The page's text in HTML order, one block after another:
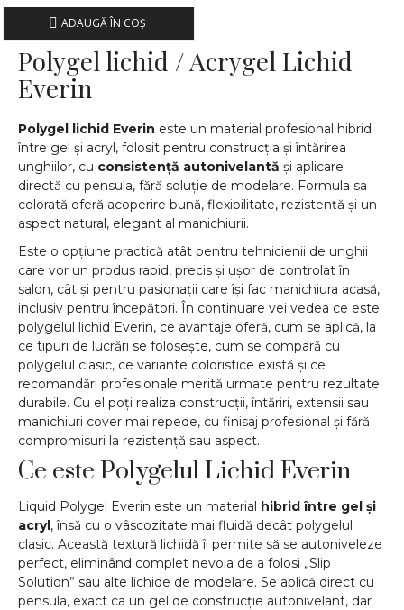
Polygel lichid / Acrygel Lichid
Everin
Polygel lichid Everin este un material profesional hibrid
între gel și acryl, folosit pentru construcția și întărirea
unghiilor, cu consistență autonivelantă și aplicare
directă cu pensula, fără soluție de modelare. Formula sa
colorată oferă acoperire bună, flexibilitate, rezistență și un
aspect natural, elegant al manichiurii.
Este o opțiune practică atât pentru tehnicienii de unghii
care vor un produs rapid, precis și ușor de controlat în
salon, cât și pentru pasionații care își fac manichiura acasă,
inclusiv pentru începători. În continuare vei vedea ce este
polygelul lichid Everin, ce avantaje oferă, cum se aplică, la
ce tipuri de lucrări se folosește, cum se compară cu
polygelul clasic, ce variante coloristice există și ce
recomandări profesionale merită urmate pentru rezultate
durabile. Cu el poți realiza construcții, întăriri, extensii sau
manichiuri cover mai repede, cu finisaj profesional și fără
compromisuri la rezistență sau aspect.
Ce este Polygelul Lichid Everin
Liquid Polygel Everin este un material hibrid între gel și
acryl, însă cu o vâscozitate mai fluidă decât polygelul
clasic. Această textură lichidă îi permite să se autoniveleze
perfect, eliminând complet nevoia de a folosi „Slip
Solution” sau alte lichide de modelare. Se aplică direct cu
pensula, exact ca un gel de construcție autonivelant, dar
ADAUGĂ ÎN COŞ